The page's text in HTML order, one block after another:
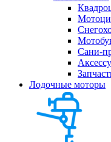
Сани-
Лодочные моторы